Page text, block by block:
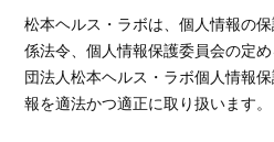
松本ヘルス・ラボは、個人情報の
係法令、個人情報保護委員会の定
団法人松本ヘルス・ラボ個人情報
報を適法かつ適正に取り扱います。